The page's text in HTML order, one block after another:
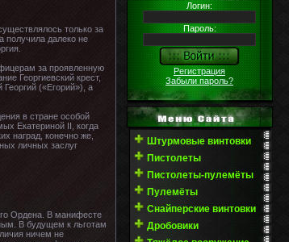
только за
получила далеко не
за проявленную
Георгиевский крест,
Георгий («Егорий»), а
в стране особой
Екатериной II, когда
наград, конечно же,
личных заслуг
Ордена. В манифесте
В будущем к льготам
ничем не
Логин:
Пароль:
Регистрация
Забыли пароль?
Штурмовые винтовки
Пистолеты
Пистолеты-пулемёты
Пулемёты
Снайперские винтовки
Дробовики